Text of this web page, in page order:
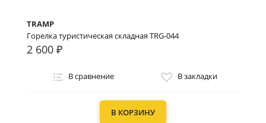
TRAMP
Горелка туристическая складная TRG-044
2 600 ₽
В сравнение В закладки
В КОРЗИНУ